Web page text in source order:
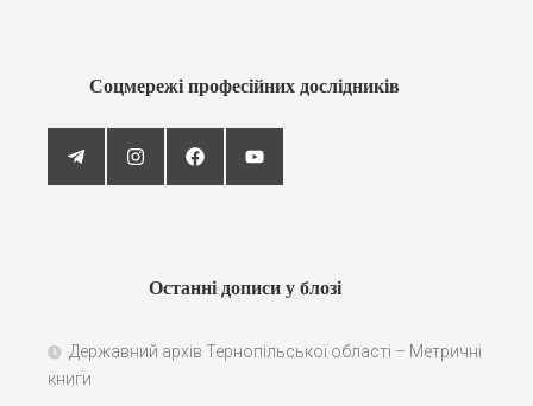
Соцмережі професійних дослідників
Останні дописи у блозі
Державний архів Тернопільської області – Метричні
книги